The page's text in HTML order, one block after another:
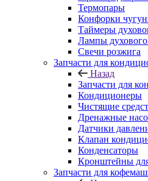
Термопары
Конфорки
Таймеры
Лампы
Свечи розжига
Запчасти для
Назад
Запчасти для
Кондиционеры
Чистящие
Дренажные
Датчики
Клапан
Конденсаторы
Кронштейны
Запчасти для